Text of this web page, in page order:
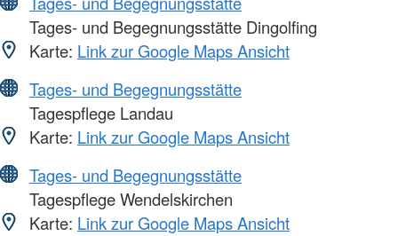
Tages- und Begegnungsstätte Dingolfing
Karte: Link zur Google Maps Ansicht
Tages- und Begegnungsstätte
Tagespflege Landau
Karte: Link zur Google Maps Ansicht
Tages- und Begegnungsstätte
Tagespflege Wendelskirchen
Karte: Link zur Google Maps Ansicht